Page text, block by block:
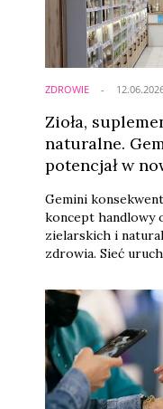
ZDROWIE
Zioła,
naturalne.
potencjał w
Gemini
koncept handlowy
zielarskich i
zdrowia. Sieć
Polski, a najnowsza
otwarta w
rosnące
fitoterapią,
produktami
naturalną. W
wróciło "do łask".